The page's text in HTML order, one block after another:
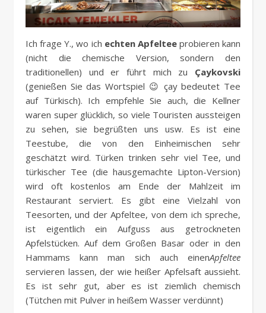
Ich frage Y., wo ich echten Apfelteeprobieren kann
(nicht die chemische Version, sondern den
traditionellen) und er führt mich zu Çaykovski
(genießen Sie das Wortspiel 😉 çay bedeutet Tee
auf Türkisch). Ich empfehle Sie auch, die Kellner
waren super glücklich, so viele Touristen aussteigen
zu sehen, sie begrüßten uns usw. Es ist eine
Teestube, die von den Einheimischen sehr
geschätzt wird. Türken trinken sehr viel Tee, und
türkischer Tee (die hausgemachte Lipton-Version)
wird oft kostenlos am Ende der Mahlzeit im
Restaurant serviert. Es gibt eine Vielzahl von
Teesorten, und der Apfeltee, von dem ich spreche,
ist eigentlich ein Aufguss aus getrockneten
Apfelstücken. Auf dem Großen Basar oder in den
Hammams kann man sich auch einenApfeltee
servieren lassen, der wie heißer Apfelsaft aussieht.
Es ist sehr gut, aber es ist ziemlich chemisch
(Tütchen mit Pulver in heißem Wasser verdünnt)